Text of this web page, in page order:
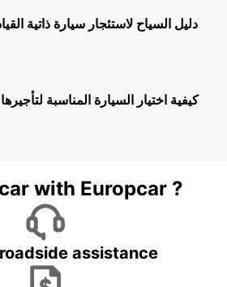
دليل السياح لاستئجار سيارة ذاتية
كيفية اختيار السيارة المناسبة
with Europcar ?
assistance